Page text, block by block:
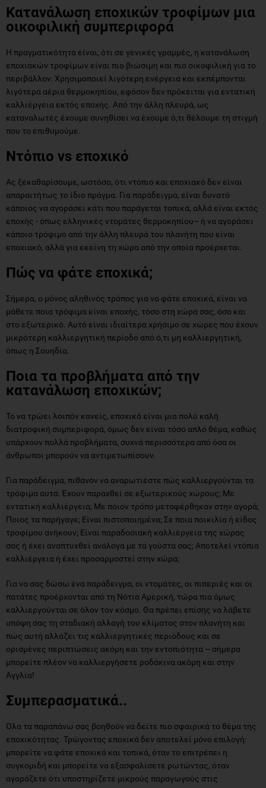
Η πραγματικότητα είναι, ότι σε γενικές γραμμές, η κατανάλωση
εποχιακών τροφίμων είναι πιο βιώσιμη και πιο οικοφιλική για το
λιγότερα αέρια θερμοκηπίου, εφόσον δεν πρόκειται για εντατική
καλλιέργεια εκτός εποχής. Από την άλλη πλευρά, ως
καταναλωτές έχουμε συνηθίσει να έχουμε ό,τι θέλουμε τη στιγμή
που το επιθυμούμε.
Ντόπιο vs εποχικό
απαραιτήτως το ίδιο πράγμα. Για παράδειγμα, είναι δυνατό
εποχής - όπως ελληνικές ντομάτες θερμοκηπίου– ή να αγοράσει
κάποιο τρόφιμο από την άλλη πλευρά του πλανήτη που είναι
εποχιακό, αλλά για εκείνη τη χώρα από την οποία προέρχεται.
Πώς να φάτε εποχικά;
μάθετε ποια τρόφιμα είναι εποχής, τόσο στη χώρα σας, όσο και
μικρότερη καλλιεργητική περίοδο από ό,τι μη καλλιεργητική,
όπως η Σουηδία.
Ποια τα προβλήματα από την
κατανάλωση εποχικών;
Το να τρώει λοιπόν κανείς, εποχικά είναι μια πολύ καλή
διατροφική συμπεριφορά, όμως δεν είναι τόσο απλό θέμα, καθώς
άνθρωποι μπορούν να αντιμετωπίσουν.
Για παράδειγμα, πιθανόν να αναρωτιέστε πώς καλλιεργούνται τα
τρόφιμα αυτά: Έχουν παραχθεί σε εξωτερικούς χώρους; Με
Ποιος τα παρήγαγε; Είναι πιστοποιημένα; Σε ποια ποικιλία ή είδος
τροφίμου ανήκουν; Είναι παραδοσιακή καλλιέργεια της χώρας
σας ή έχει αναπτυχθεί ανάλογα με τα γούστα σας; Αποτελεί ντόπια
καλλιέργεια ή έχει προσαρμοστεί στην χώρα;
Για να σας δώσω ένα παράδειγμα, οι ντομάτες, οι πιπεριές και οι
πατάτες προέρχονται από τη Νότια Αμερική, τώρα πια όμως
υπόψη σας τη σταδιακή αλλαγή του κλίματος στον πλανήτη και
πώς αυτή αλλάζει τις καλλιεργητικές περιόδους και σε
ορισμένες περιπτώσεις ακόμη και την εντοπιότητα – σήμερα
μπορείτε πλέον να καλλιεργήσετε ροδάκινα ακόμη και στην
Αγγλία!
Συμπερασματικά..
εποχικότητας. Τρώγοντας εποχικά δεν αποτελεί μόνο επιλογή:
συγκομιδή και μπορείτε να εξασφαλίσετε ρωτώντας, όταν
αγοράζετε ότι υποστηρίζετε μικρούς παραγωγούς στις
αναπτυσσόμενες χώρες. Μπορείτε να καταναλώνετε τοπικά
εποχιακά τρόφιμα από τον τόπο ή τη χώρα που ζείτε, και τα πιο
εξωτικά τρόφιμα από τους παραγωγούς του εξωτερικού.